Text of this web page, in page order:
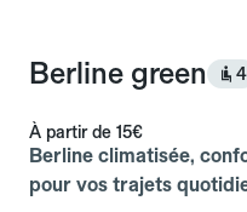
Berline green 4
À partir de 15€
Berline climatisée,
pour vos trajets